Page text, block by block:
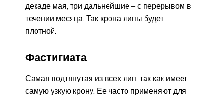
декаде мая, три дальнейшие – с перерывом в
течении месяца. Так крона липы будет
плотной.
Фастигиата
Самая подтянутая из всех лип, так как имеет
самую узкую крону. Ее часто применяют для